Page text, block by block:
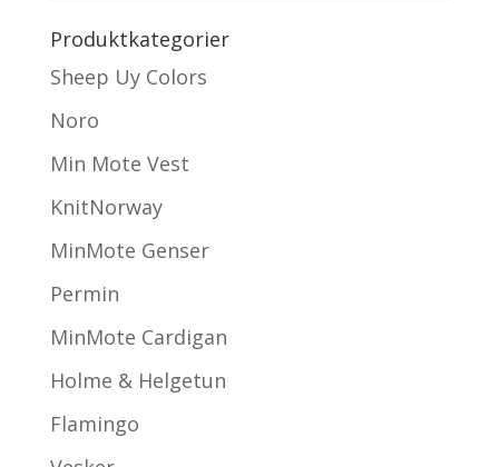
Produktkategorier
Sheep Uy Colors
Noro
Min Mote Vest
KnitNorway
MinMote Genser
Permin
MinMote Cardigan
Holme & Helgetun
Flamingo